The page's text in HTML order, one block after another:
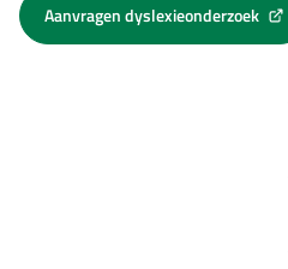
Aanvragen dyslexieonderzoek
(Verwijst
naar